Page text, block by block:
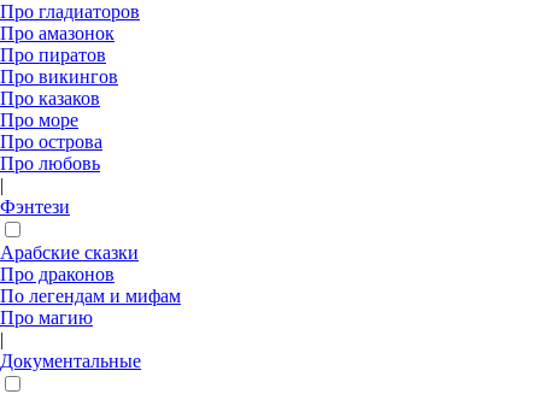
Про гладиаторов
Про амазонок
Про пиратов
Про викингов
Про казаков
Про море
Про острова
Про любовь
|
Фэнтези
Арабские сказки
Про драконов
По легендам и мифам
Про магию
|
Документальные